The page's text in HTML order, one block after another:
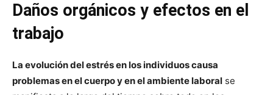
Daños orgánicos y efectos en el
trabajo
La evolución del estrés en los individuos causa
problemas en el cuerpo y en el ambiente laboral se